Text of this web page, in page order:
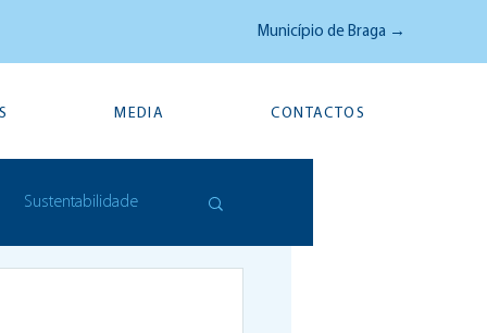
Município de Braga →
MEDIA CONTACTOS
Sustentabilidade